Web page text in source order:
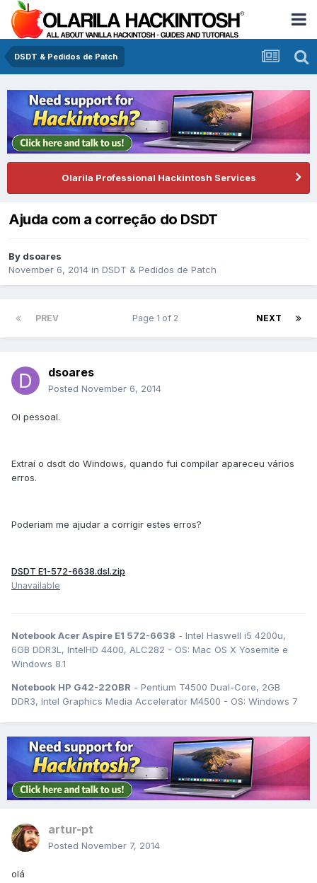
DSDT & Pedidos de Patch
Olarila Professional Hackintosh Services
Ajuda com a correção do DSDT
By dsoares
November 6, 2014 in DSDT & Pedidos de Patch
PREV NEXT
Page 1 of 2
dsoares
Posted November 6, 2014
Oi pessoal.
Extraí o dsdt do Windows, quando fui compilar apareceu vários
erros.
Poderiam me ajudar a corrigir estes erros?
DSDT E1-572-6638.dsl.zip
Unavailable
Notebook Acer Aspire E1 572-6638 - Intel Haswell i5 4200u,
6GB DDR3L, IntelHD 4400, ALC282 - OS: Mac OS X Yosemite e
Windows 8.1
Notebook HP G42-220BR - Pentium T4500 Dual-Core, 2GB
DDR3, Intel Graphics Media Accelerator M4500 - OS: Windows 7
artur-pt
Posted November 7, 2014
olá